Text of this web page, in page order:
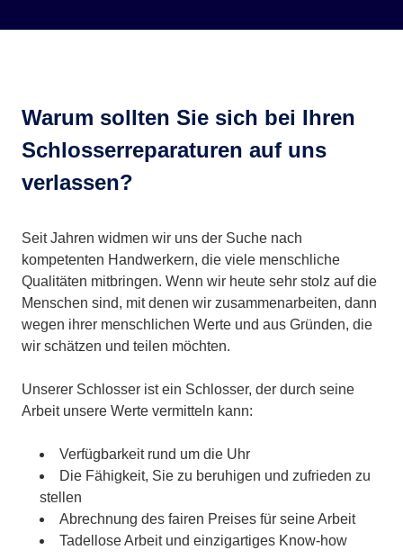
Warum sollten Sie sich bei Ihren
Schlosserreparaturen auf uns
verlassen?
Seit Jahren widmen wir uns der Suche nach
kompetenten Handwerkern, die viele menschliche
Qualitäten mitbringen. Wenn wir heute sehr stolz auf die
Menschen sind, mit denen wir zusammenarbeiten, dann
wegen ihrer menschlichen Werte und aus Gründen, die
wir schätzen und teilen möchten.
Unserer Schlosser ist ein Schlosser, der durch seine
Arbeit unsere Werte vermitteln kann:
Verfügbarkeit rund um die Uhr
Die Fähigkeit, Sie zu beruhigen und zufrieden zu
stellen
Abrechnung des fairen Preises für seine Arbeit
Tadellose Arbeit und einzigartiges Know-how